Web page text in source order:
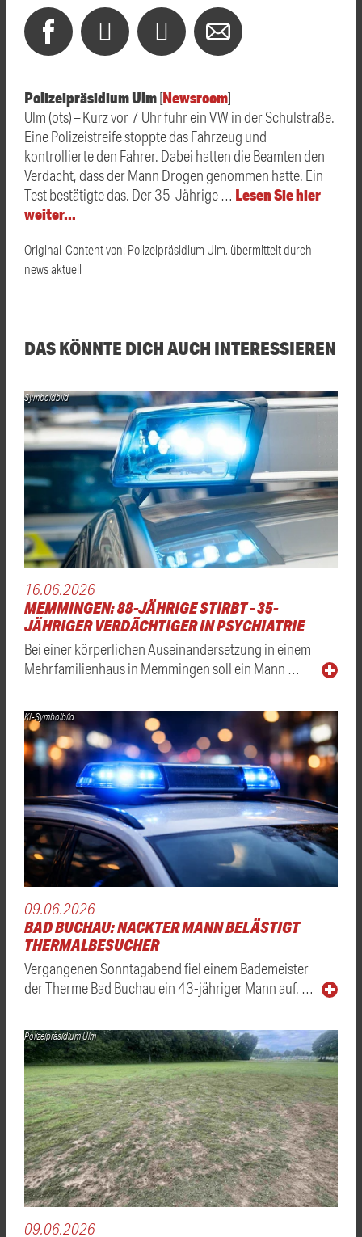
Polizeipräsidium Ulm[Newsroom]
Ulm (ots) – Kurz vor 7 Uhr fuhr ein VW in der Schulstraße.
Eine Polizeistreife stoppte das Fahrzeug und
kontrollierte den Fahrer. Dabei hatten die Beamten den
Verdacht, dass der Mann Drogen genommen hatte. Ein
Test bestätigte das. Der 35-Jährige … Lesen Sie hier
weiter…
Original-Content von: Polizeipräsidium Ulm, übermittelt durch
news aktuell
DAS KÖNNTE DICH AUCH INTERESSIEREN
Symboldbild
16.06.2026
MEMMINGEN: 88-JÄHRIGE STIRBT - 35-
JÄHRIGER VERDÄCHTIGER IN PSYCHIATRIE
Bei einer körperlichen Auseinandersetzung in einem
Mehrfamilienhaus in Memmingen soll ein Mann …
KI-Symbolbild
09.06.2026
BAD BUCHAU: NACKTER MANN BELÄSTIGT
THERMALBESUCHER
Vergangenen Sonntagabend fiel einem Bademeister
der Therme Bad Buchau ein 43-jähriger Mann auf. …
Polizeipräsidium Ulm
09.06.2026